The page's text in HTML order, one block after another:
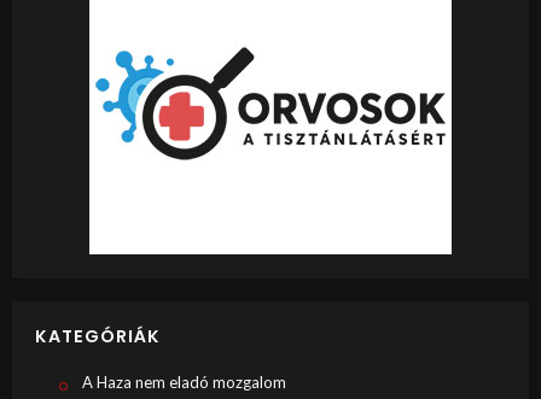
KATEGÓRIÁK
A Haza nem eladó mozgalom